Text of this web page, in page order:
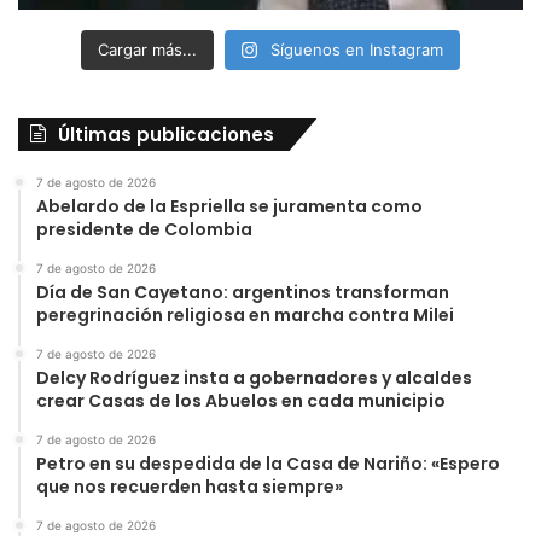
Cargar más... Síguenos en Instagram
Últimas publicaciones
7 de agosto de 2026
Abelardo de la Espriella se juramenta como
presidente de Colombia
7 de agosto de 2026
Día de San Cayetano: argentinos transforman
peregrinación religiosa en marcha contra Milei
7 de agosto de 2026
Delcy Rodríguez insta a gobernadores y alcaldes
crear Casas de los Abuelos en cada municipio
7 de agosto de 2026
Petro en su despedida de la Casa de Nariño: «Espero
que nos recuerden hasta siempre»
7 de agosto de 2026